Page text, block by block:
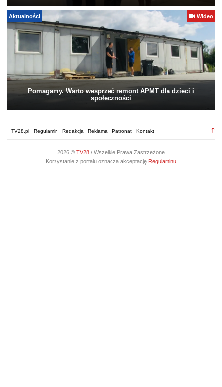
Aktualności Wideo
Pomagamy. Warto wesprzeć remont APMT dla dzieci i
społeczności
TV28.pl Regulamin Redakcja Reklama Patronat Kontakt
2026 © TV28 / Wszelkie Prawa Zastrzeżone
Korzystanie z portalu oznacza akceptację Regulaminu